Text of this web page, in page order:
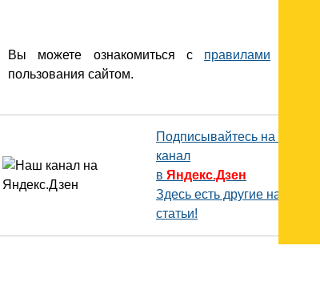
Вы можете ознакомиться с правилами
пользования сайтом.
Подписывайтесь на наш
канал
в Яндекс.Дзен
Здесь есть другие наши
статьи!